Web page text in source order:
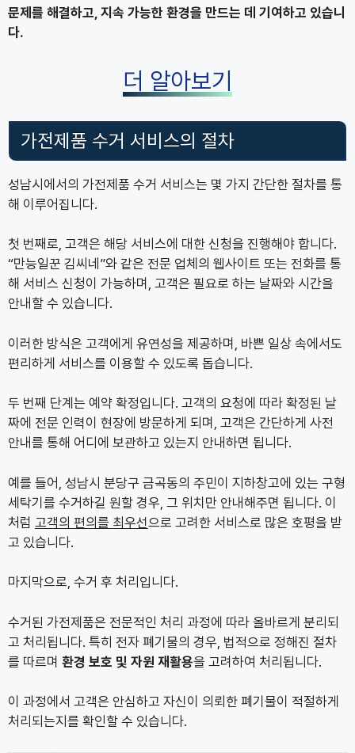
문제를 해결하고, 지속 가능한 환경을 만드는 데 기여하고 있습니
다.
더 알아보기
가전제품 수거 서비스의 절차
성남시에서의 가전제품 수거 서비스는 몇 가지 간단한 절차를 통
해 이루어집니다.
첫 번째로, 고객은 해당 서비스에 대한 신청을 진행해야 합니다.
“만능일꾼 김씨네”와 같은 전문 업체의 웹사이트 또는 전화를 통
해 서비스 신청이 가능하며, 고객은 필요로 하는 날짜와 시간을
안내할 수 있습니다.
이러한 방식은 고객에게 유연성을 제공하며, 바쁜 일상 속에서도
편리하게 서비스를 이용할 수 있도록 돕습니다.
두 번째 단계는 예약 확정입니다. 고객의 요청에 따라 확정된 날
짜에 전문 인력이 현장에 방문하게 되며, 고객은 간단하게 사전
안내를 통해 어디에 보관하고 있는지 안내하면 됩니다.
예를 들어, 성남시 분당구 금곡동의 주민이 지하창고에 있는 구형
세탁기를 수거하길 원할 경우, 그 위치만 안내해주면 됩니다. 이
처럼 고객의 편의를 최우선으로 고려한 서비스로 많은 호평을 받
고 있습니다.
마지막으로, 수거 후 처리입니다.
수거된 가전제품은 전문적인 처리 과정에 따라 올바르게 분리되
고 처리됩니다. 특히 전자 폐기물의 경우, 법적으로 정해진 절차
를 따르며 환경 보호 및 자원 재활용을 고려하여 처리됩니다.
이 과정에서 고객은 안심하고 자신이 의뢰한 폐기물이 적절하게
처리되는지를 확인할 수 있습니다.